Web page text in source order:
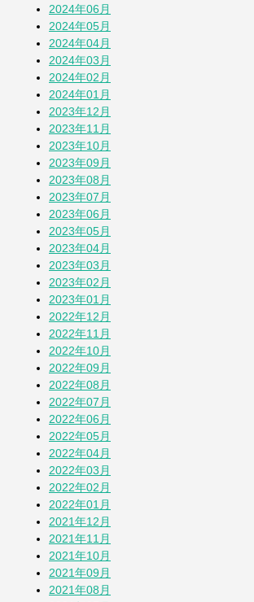
2024年06月
2024年05月
2024年04月
2024年03月
2024年02月
2024年01月
2023年12月
2023年11月
2023年10月
2023年09月
2023年08月
2023年07月
2023年06月
2023年05月
2023年04月
2023年03月
2023年02月
2023年01月
2022年12月
2022年11月
2022年10月
2022年09月
2022年08月
2022年07月
2022年06月
2022年05月
2022年04月
2022年03月
2022年02月
2022年01月
2021年12月
2021年11月
2021年10月
2021年09月
2021年08月